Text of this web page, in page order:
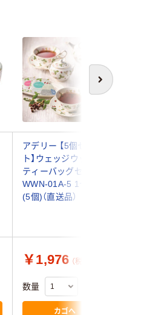
次へ
アデリー 【5個セッ
ト】ウェッジウッド
ティーバッグセット
WWN-01A-5 1セット
(5個)（直送品）
￥1,976 （税込）
数量
カゴへ